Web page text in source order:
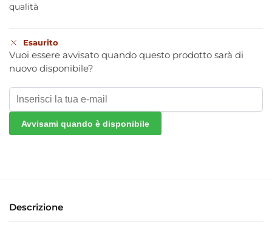
qualità
Esaurito
Vuoi essere avvisato quando questo prodotto sarà di
nuovo disponibile?
Avvisami quando è disponibile
Descrizione